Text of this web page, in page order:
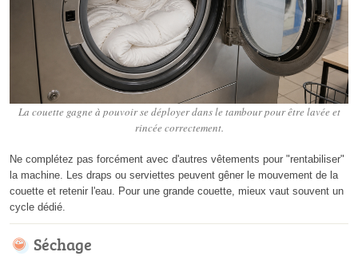
La couette gagne à pouvoir se déployer dans le tambour pour être lavée et
rincée correctement.
Ne complétez pas forcément avec d'autres vêtements pour "rentabiliser"
la machine. Les draps ou serviettes peuvent gêner le mouvement de la
couette et retenir l'eau. Pour une grande couette, mieux vaut souvent un
cycle dédié.
Séchage